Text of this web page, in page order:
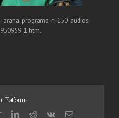
programa-n-150-audios-
Platform!